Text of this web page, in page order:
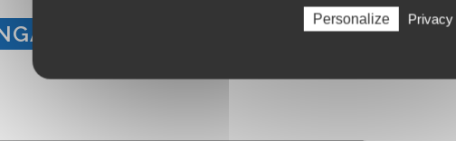
POUR VOTRE SITE WEB
Personalize Privacy